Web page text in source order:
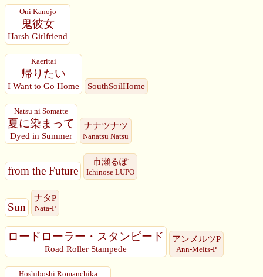
Oni Kanojo
鬼彼女
Harsh Girlfriend
Kaeritai
帰りたい
I Want to Go Home SouthSoilHome
Natsu ni Somatte
夏に染まって
Dyed in Summer
ナナツナツ
Nanatsu Natsu
from the Future
市瀬るぽ
Ichinose LUPO
Sun
ナタP
Nata-P
ロードローラー・スタンピード
Road Roller Stampede
アンメルツP
Ann-Melts-P
Hoshiboshi Romanchika